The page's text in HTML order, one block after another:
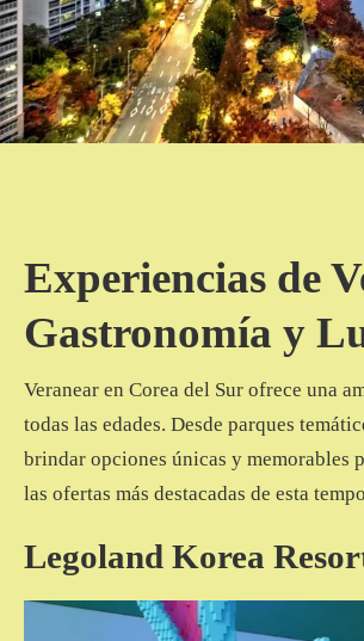
Experiencias de
Gastronomía y
Veranear en Corea del Sur ofrece una
todas las edades. Desde parques
brindar opciones únicas y memorables
las ofertas más destacadas de esta
Legoland Korea